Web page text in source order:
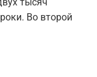
Во второй